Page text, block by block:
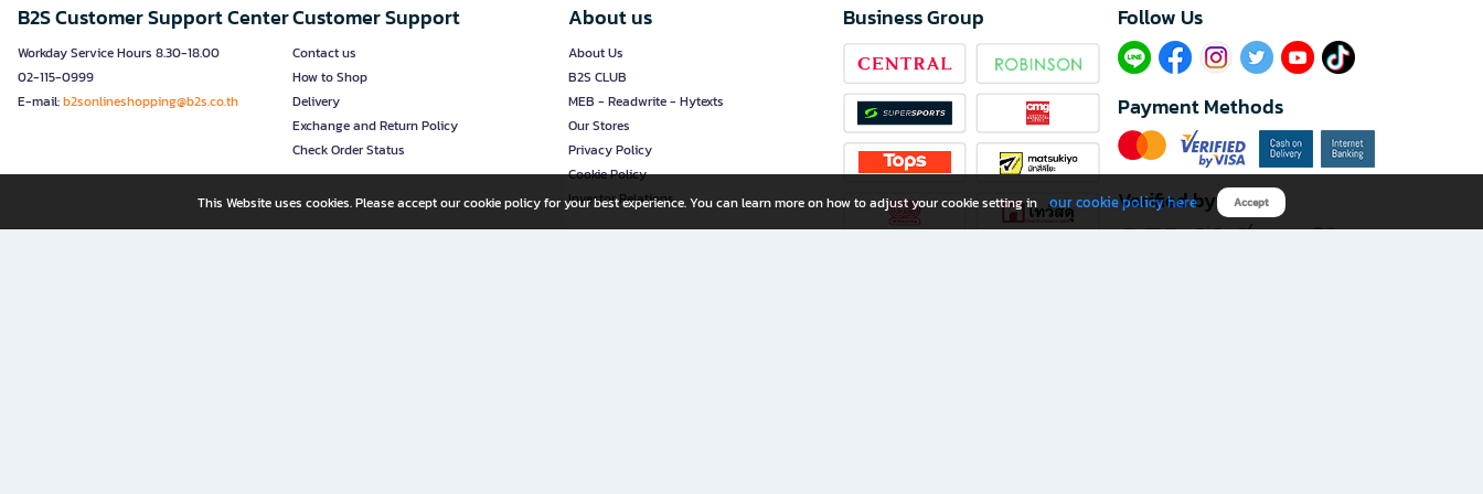
B2S Customer Support Center
Workday Service Hours 8.30-18.00
02-115-0999
E-mail:b2sonlineshopping@b2s.co.th
Customer Support
Contact us
How to Shop
Delivery
Exchange and Return Policy
Check Order Status
About us
About Us
B2S CLUB
MEB - Readwrite - Hytexts
Our Stores
Privacy Policy
Cookie Policy
Investor Relations
Business Group Follow Us​
Payment Methods
Verified by
This Website uses cookies. Please accept our cookie policy for your best experience. You can learn more on how to adjust your cookie setting in our cookie policy here Accept